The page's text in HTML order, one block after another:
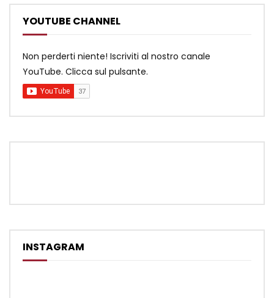
YOUTUBE CHANNEL
Non perderti niente! Iscriviti al nostro canale
YouTube. Clicca sul pulsante.
INSTAGRAM